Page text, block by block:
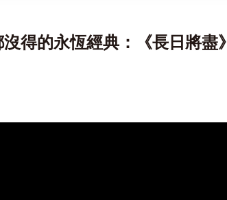
得的永恆經典：《長日將盡》